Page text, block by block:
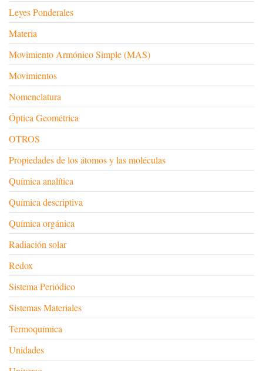
Leyes Ponderales
Materia
Movimiento Armónico Simple (MAS)
Movimientos
Nomenclatura
Óptica Geométrica
OTROS
Propiedades de los átomos y las moléculas
Química analítica
Química descriptiva
Química orgánica
Radiación solar
Redox
Sistema Periódico
Sistemas Materiales
Termoquímica
Unidades